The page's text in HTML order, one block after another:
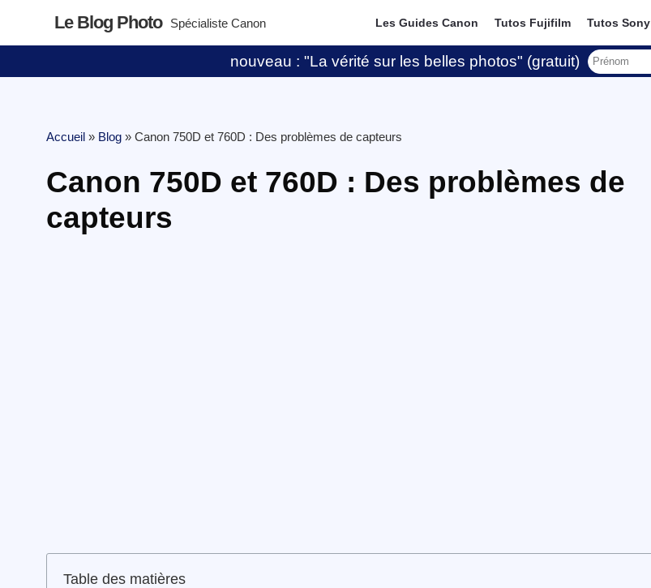
Le Blog Photo Spécialiste Canon Les Guides Canon Tutos Fujifilm Tutos Sony
nouveau : "La vérité sur les belles photos" (gratuit)
Accueil » Blog » Canon 750D et 760D : Des problèmes de capteurs
Canon 750D et 760D : Des problèmes de
capteurs
Table des matières